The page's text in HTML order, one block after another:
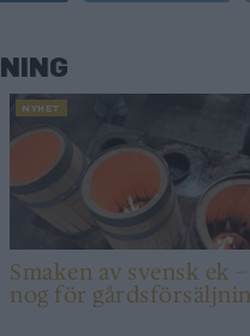
NYHET
Smaken av svensk ek
nog för